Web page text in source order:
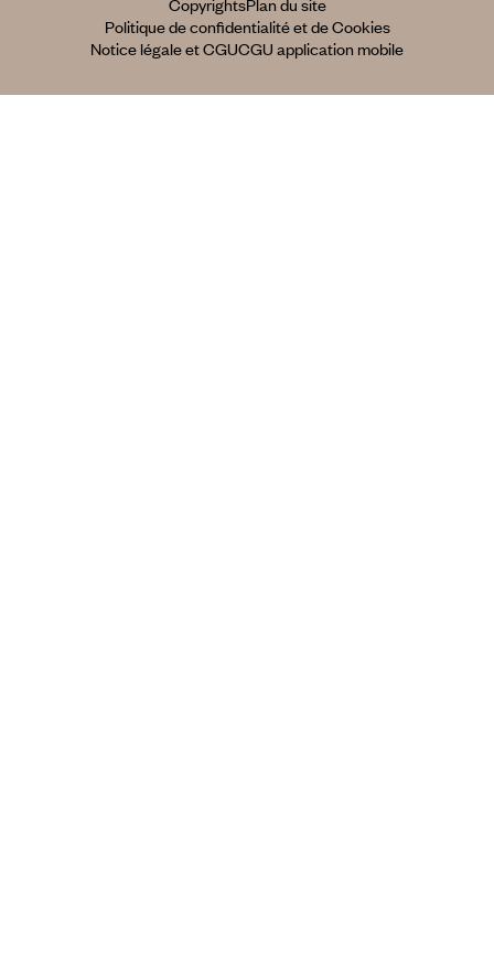
Politique de confidentialité et de Cookies
Notice légale et CGUCGU application mobile